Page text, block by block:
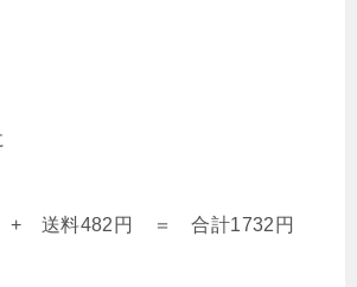
+ 送料482円 ＝ 合計1732円